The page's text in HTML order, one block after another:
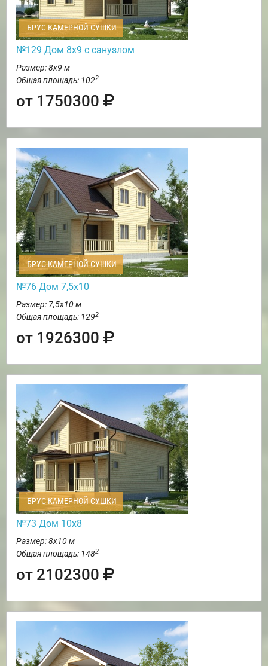
БРУС КАМЕРНОЙ СУШКИ
№129 Дом 8х9 с санузлом
Размер: 8х9 м
Общая площадь: 1022
от 1750300
БРУС КАМЕРНОЙ СУШКИ
№76 Дом 7,5х10
Размер: 7,5х10 м
Общая площадь: 1292
от 1926300
БРУС КАМЕРНОЙ СУШКИ
№73 Дом 10х8
Размер: 8х10 м
Общая площадь: 1482
от 2102300